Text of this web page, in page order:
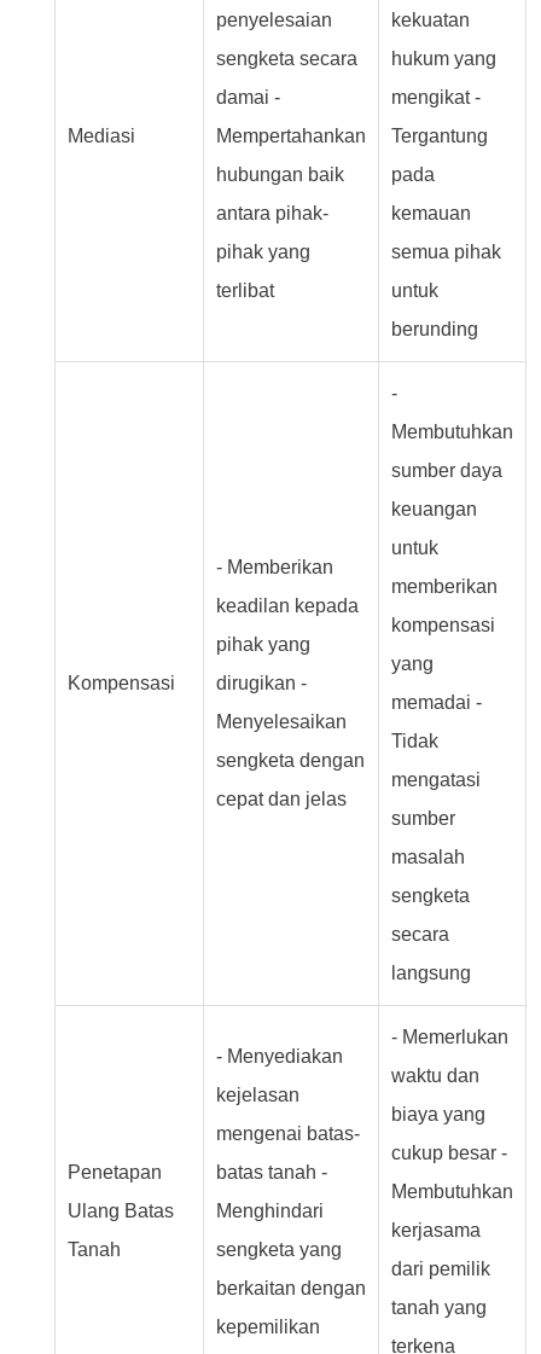
Mediasi
penyelesaian
sengketa secara
damai -
Mempertahankan
hubungan baik
antara pihak-
pihak yang
terlibat
kekuatan
hukum yang
mengikat -
Tergantung
pada
kemauan
semua pihak
untuk
berunding
Kompensasi
- Memberikan
keadilan kepada
pihak yang
dirugikan -
Menyelesaikan
sengketa dengan
cepat dan jelas
-
Membutuhkan
sumber daya
keuangan
untuk
memberikan
kompensasi
yang
memadai -
Tidak
mengatasi
sumber
masalah
sengketa
secara
langsung
Penetapan
Ulang Batas
Tanah
- Menyediakan
kejelasan
mengenai batas-
batas tanah -
Menghindari
sengketa yang
berkaitan dengan
kepemilikan
- Memerlukan
waktu dan
biaya yang
cukup besar -
Membutuhkan
kerjasama
dari pemilik
tanah yang
terkena